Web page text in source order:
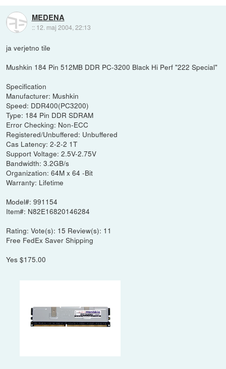
MEDENA
:: 12. maj 2004, 22:13
ja verjetno tile
Mushkin 184 Pin 512MB DDR PC-3200 Black Hi Perf "222 Special"
Specification
Manufacturer: Mushkin
Speed: DDR400(PC3200)
Type: 184 Pin DDR SDRAM
Error Checking: Non-ECC
Registered/Unbuffered: Unbuffered
Cas Latency: 2-2-2 1T
Support Voltage: 2.5V-2.75V
Bandwidth: 3.2GB/s
Organization: 64M x 64 -Bit
Warranty: Lifetime
Model#: 991154
Item#: N82E16820146284
Rating: Vote(s): 15 Review(s): 11
Free FedEx Saver Shipping
Yes $175.00